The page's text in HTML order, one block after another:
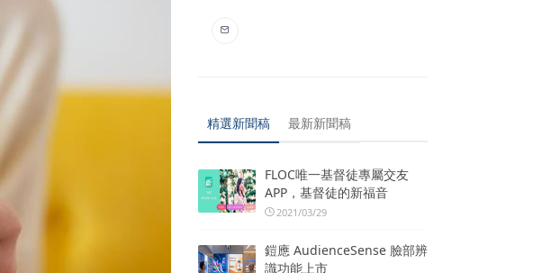
精選新聞稿 最新新聞稿
FLOC唯一基督徒專屬交友
APP，基督徒的新福音
2021/03/29
鎧應 AudienceSense 臉部辨
識功能上市